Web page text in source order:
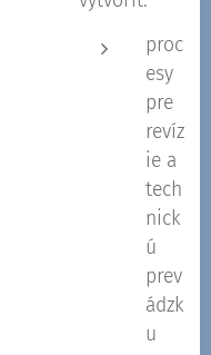
proc
esy
pre
revíz
ie a
tech
nick
ú
prev
ádzk
u